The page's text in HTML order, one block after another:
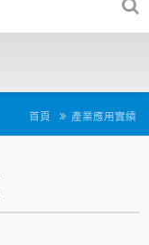
首頁 產業應用實績